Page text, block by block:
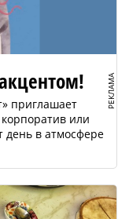
РЕКЛАМА
приглашает
или
день в атмосфере